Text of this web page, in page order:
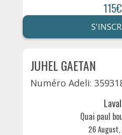
115€
JUHEL GAETAN
Numéro Adeli:
Laval
Quai paul
26